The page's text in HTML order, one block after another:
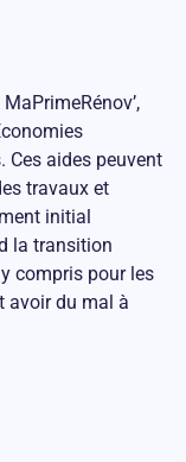
Ces aides peuvent
travaux et
initial
la transition
compris pour les
avoir du mal à